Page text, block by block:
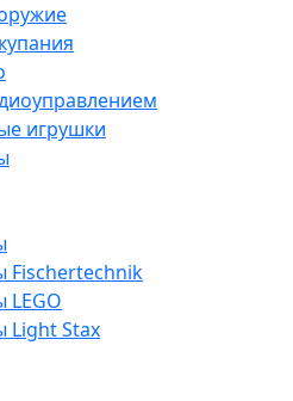
игрушки
Fisсhertechnik
LEGO
Light Stax